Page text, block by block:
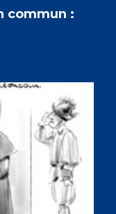
commun :